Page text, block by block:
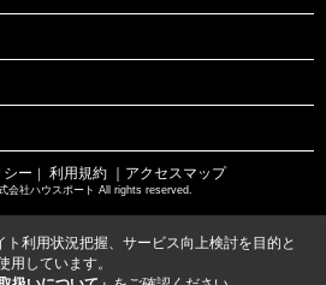
シー ｜ 利用規約 ｜アクセスマップ
会社ハウスポート All rights reserved.
利用状況把握、サービス向上検討を目的と
用しています。